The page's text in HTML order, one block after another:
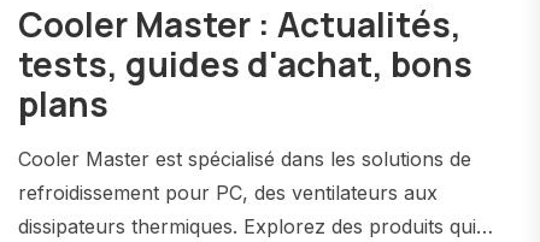
Cooler Master : Actualités,
tests, guides d'achat, bons
plans
Cooler Master est spécialisé dans les solutions de
refroidissement pour PC, des ventilateurs aux
dissipateurs thermiques. Explorez des produits qui